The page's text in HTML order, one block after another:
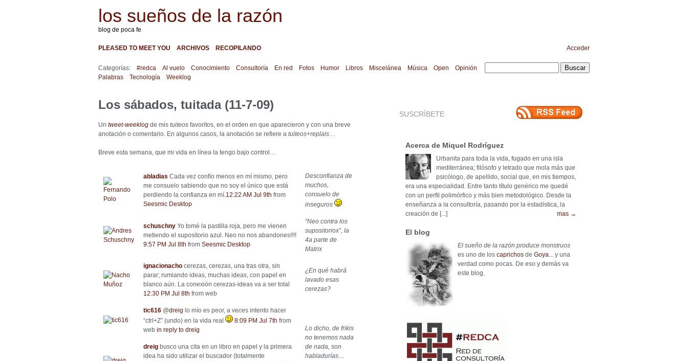
los sueños de la razón
blog de poca fe
PLEASED TO MEET YOU ARCHIVOS RECOPILANDO Acceder
Categorías: #redca Al vuelo Conocimiento Consultoría En red Fotos Humor Libros Miscelánea Música Open
Opinión
Palabras
Tecnología Weeklog
Los sábados, tuitada (11-7-09)
Un tweet-weeklog de mis tuiteos favoritos, en el orden en que aparecieron y con una breve
anotación o comentario. En algunos casos, la anotación se refiere a tuiteos+replais…
Breve esta semana, que mi vida en línea la tengo bajo control…
abladias Cada vez confío menos en mí mismo, pero
me consuelo sabiendo que no soy el único que está
perdiendo la confianza en mí.12:22 AM Jul 9th from
Seesmic Desktop
Desconfianza de
muchos,
consuelo de
inseguros
schuschny Yo tomé la pastilla roja, pero me vienen
metiendo el supositorio azul. Neo no nos abandones!!!!
9:57 PM Jul 8th from Seesmic Desktop
“Neo contra los
supositoriox”, la
4a parte de
Matrix
ignacionacho cerezas, cerezas, una tras otra, sin
parar; rumiando ideas, muchas ideas, con papel en
blanco aún. La conexión cerezas-ideas va a ser total
12:30 PM Jul 8th from web
¿En qué habrá
lavado esas
cerezas?
tic616 @dreig lo mío es peor, a veces intento hacer
“ctrl+Z” (undo) en la vida real
8:09 PM Jul 7th from
web in reply to dreig
Lo dicho, de frikis
no tenemos nada
de nada, son
habladurías…
dreig busco una cita en un libro en papel y la primera
idea ha sido utilizar el buscador (totalmente
SUSCRÍBETE
Acerca de Miquel Rodríguez
Urbanita para toda la vida, fugado en una isla
mediterránea; filósofo y letrado que mola más que
psicólogo, de apellido, social que, en mis tiempos,
era una especialidad. Entre tanto título genérico me quedé
con un perfil polimórfico y más bien metodológico. Desde la
enseñanza a la consultoría, pasando por la estadística, la
creación de [...]
mas →
El blog
El sueño de la razón produce monstruos
es uno de los caprichos de Goya... y una
verdad como pocas. De eso y demás va
este blog.